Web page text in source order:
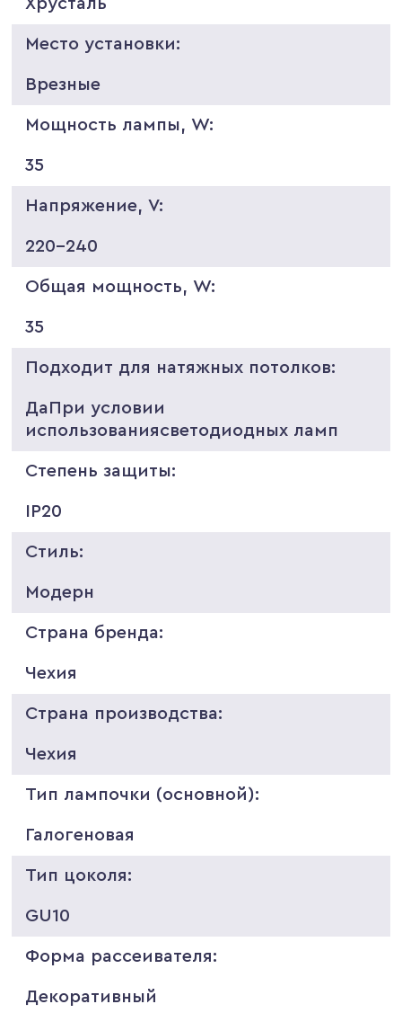
Место установки:
Врезные
Мощность лампы, W:
35
Напряжение, V:
220-240
Общая мощность, W:
35
Подходит для натяжных потолков:
ДаПри условии
использованиясветодиодных ламп
Степень защиты:
IP20
Стиль:
Модерн
Страна бренда:
Чехия
Страна производства:
Чехия
Тип лампочки (основной):
Галогеновая
Тип цоколя:
GU10
Форма рассеивателя:
Декоративный